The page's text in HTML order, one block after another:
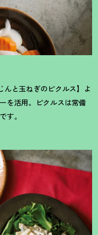
んと玉ねぎのピクルス】よ
を活用。ピクルスは常備
す。